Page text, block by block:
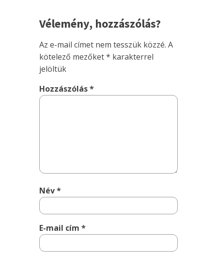
Vélemény, hozzászólás?
Az e-mail címet nem tesszük közzé. A
kötelező mezőket* karakterrel
jelöltük
Hozzászólás*
Név*
E-mail cím*